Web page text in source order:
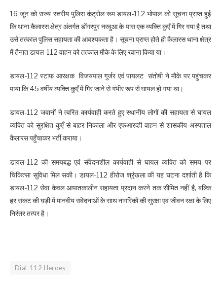
16 जून को राज्य स्तरीय पुलिस कंट्रोल रूम डायल-112 भोपाल को सूचना प्राप्त हुई
कि थाना कैलारस क्षेत्र अंतर्गत डोंगरपुर नरवुआ के पास एक व्यक्ति कुएँ में गिर गया है तथा
उसे तत्काल पुलिस सहायता की आवश्यकता है। सूचना प्राप्त होते ही कैलारस थाना क्षेत्र
में तैनात डायल-112 वाहन को तत्काल मौके के लिए रवाना किया या।
डायल-112 स्टाफ आरक्षक विजयपाल गुर्जर एवं पायलट संतोषी ने मौके पर पहुंचकर
पाया कि 45 वर्षीय व्यक्ति कुएँ में गिर जाने से गंभीर रूप से घायल हो गया था।
डायल-112 जवानों ने त्वरित कार्यवाही करते हुए स्थानीय लोगों की सहायता से घायल
व्यक्ति को सुरक्षित कुएँ से बाहर निकाला और एफआरव्ही वाहन से शासकीय अस्पताल
कैलारस पहुँचाकर भर्ती कराया।
डायल-112 की समयबद्ध एवं संवेदनशील कार्यवाही से घायल व्यक्ति को समय पर
चिकित्सा सुविधा मिल सकी। डायल-112 हीरोज श्रृंखला की यह घटना दर्शाती है कि
डायल-112 सेवा केवल आपातकालीन सहायता प्रदान करने तक सीमित नहीं है, बल्कि
हर संकट की घड़ी में मानवीय संवेदनाओं के साथ नागरिकों की सुरक्षा एवं जीवन रक्षा के लिए
निरंतर तत्पर है।
Dial-112 Heroes